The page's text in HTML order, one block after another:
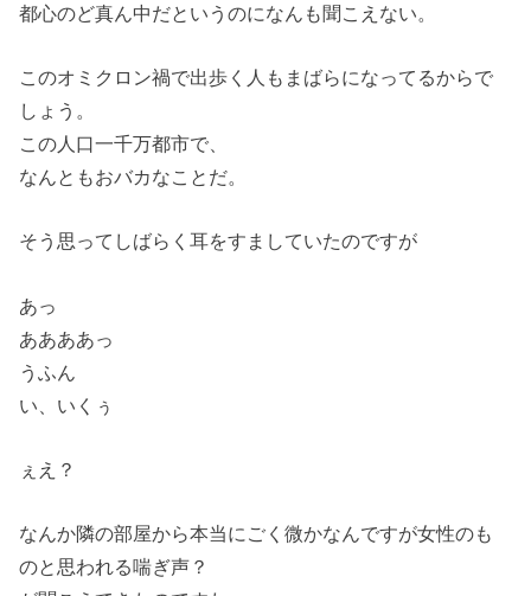
都心のど真ん中だというのになんも聞こえない。
このオミクロン禍で出歩く人もまばらになってるからで
しょう。
この人口一千万都市で、
なんともおバカなことだ。
そう思ってしばらく耳をすましていたのですが
あっ
ああああっ
うふん
い、いくぅ
ぇえ？
なんか隣の部屋から本当にごく微かなんですが女性のも
のと思われる喘ぎ声？